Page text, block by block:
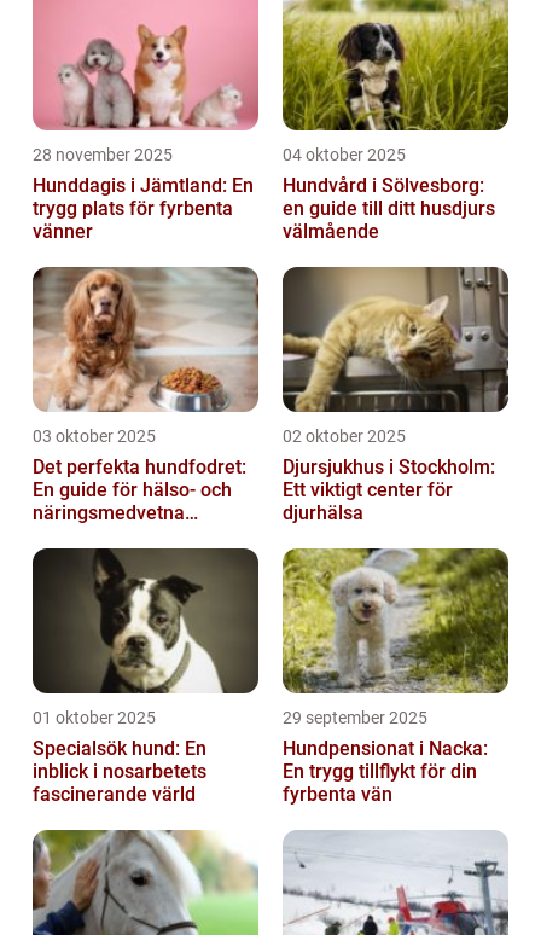
28 november 2025
Hunddagis i Jämtland: En
trygg plats för fyrbenta
vänner
04 oktober 2025
Hundvård i Sölvesborg:
en guide till ditt husdjurs
välmående
03 oktober 2025
Det perfekta hundfodret:
En guide för hälso- och
näringsmedvetna
02 oktober 2025
Djursjukhus i Stockholm:
Ett viktigt center för
djurhälsa
01 oktober 2025
Specialsök hund: En
inblick i nosarbetets
fascinerande värld
29 september 2025
Hundpensionat i Nacka:
En trygg tillflykt för din
fyrbenta vän